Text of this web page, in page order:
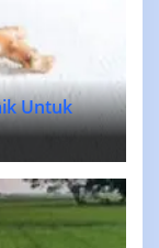
Untuk